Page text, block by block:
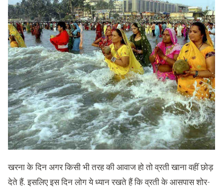
खरना के दिन अगर किसी भी तरह की आवाज हो तो व्रती खाना वहीं छोड़
देते हैं. इसलिए इस दिन लोग ये ध्‍यान रखते हैं कि व्रती के आसपास शोर-